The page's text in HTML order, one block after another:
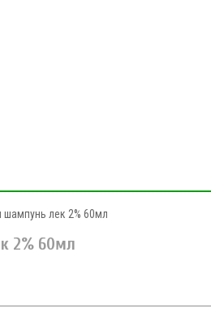
шампунь лек 2% 60мл
2% 60мл